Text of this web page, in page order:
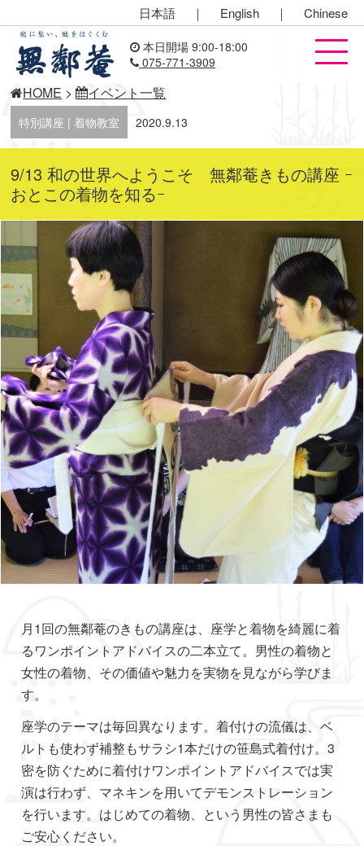
日本語 ｜ English ｜ Chinese
本日開場 9:00-18:00
075-771-3909
HOME > イベント一覧
特別講座 | 着物教室 2020.9.13
9/13 和の世界へようこそ 無鄰菴きもの講座 ｰ
おとこの着物を知るｰ
月1回の無鄰菴のきもの講座は、座学と着物を綺麗に着
るワンポイントアドバイスの二本立て。男性の着物と
女性の着物、その価値や魅力を実物を見ながら学びま
す。
座学のテーマは毎回異なります。着付けの流儀は、ベ
ルトも使わず補整もサラシ1本だけの笹島式着付け。3
密を防ぐために着付けワンポイントアドバイスでは実
演は行わず、マネキンを用いてデモンストレーション
を行います。はじめての着物、という男性の皆さまも
ご安心ください。